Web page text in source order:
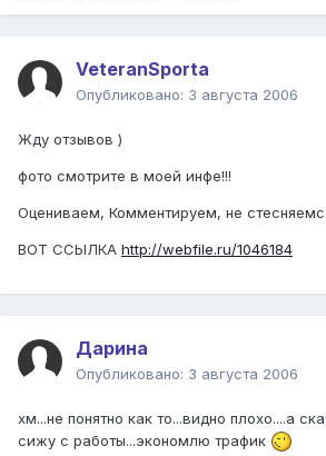
VeteranSporta
Опубликовано: 3 августа 2006
Жду отзывов )
фото смотрите в моей инфе!!!
Оцениваем, Комментируем, не
ВОТ ССЫЛКА http://webfile.ru/1046184
Дарина
Опубликовано: 3 августа 2006
хм...не понятно как то...видно плохо....а
сижу с работы...экономлю трафик